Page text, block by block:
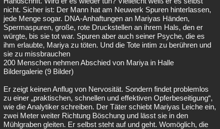
nicht. Sicher ist: Der Mann hat am Neuwerk Spuren hinterlassen,
jede Menge sogar. DNA-Anhaftungen an Mariyas Händen,
Spermaspuren, große, rote Druckstellen an ihrem Hals, den er
würgte, bis sie tot war. Spuren aber auch seiner Psyche, die es
ihm erlaubte, Mariya zu töten. Und die Tote intim zu berühren und
sie zu missbrauchen
200 Menschen nehmen Abschied von Mariya in Halle
Bildergalerie (9 Bilder)
Er zeigt keinen Anflug von Nervosität. Sondern findet problemlos
zu einer „praktischen, schnellen und effektiven Opferbeseitigung“,
wie die Analytiker schreiben. Der Täter schiebt Mariyas Leiche ein,
zwei Meter weiter Richtung Böschung und lässt sie in den
Mühlgraben gleiten. Er selbst steht auf und geht. Womöglich, die